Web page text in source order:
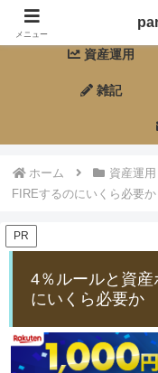
資産運用
雑記
ホーム 資産運用
FIREするのにいくら必要か
PR
4％ルールと資
にいくら必要か
メニュー